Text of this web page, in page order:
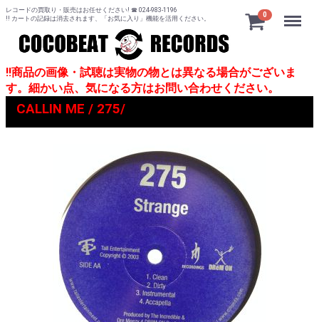
レコードの買取り・販売はお任せください! ☎ 024-983-1196
!! カートの記録は消去されます、「お気に入り」機能を活用ください。
0 Menu
!!商品の画像・試聴は実物の物とは異なる場合がございま
す。細かい点、気になる方はお問い合わせください。
CALLIN ME / 275/